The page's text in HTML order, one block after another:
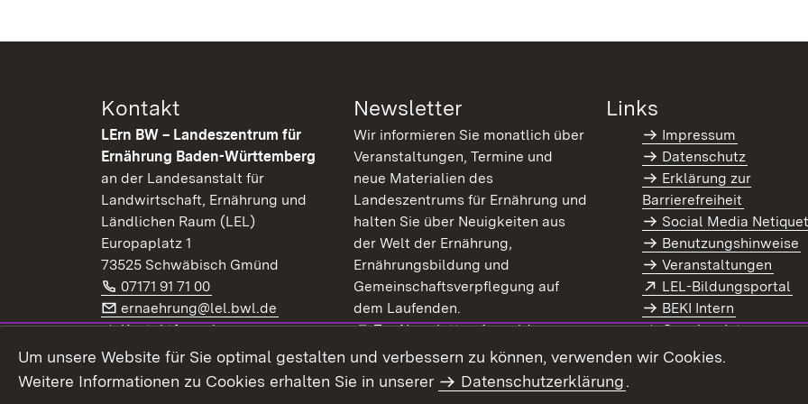
Kontakt
LErn BW – Landeszentrum für
Ernährung Baden-Württemberg
an der Landesanstalt für
Landwirtschaft, Ernährung und
Ländlichen Raum (LEL)
Europaplatz 1
73525 Schwäbisch Gmünd
Telefon:
07171 91 71 00 (Öffnet in neuem Fenster)
E-Mail:
ernaehrung@lel.bwl.de (Öffnet in neuem Fenster)
Kontaktformular
Extern:
LinkedIn (Öffnet in neuem Fenster)
Newsletter
Wir informieren Sie monatlich über
Veranstaltungen, Termine und
neue Materialien des
Landeszentrums für Ernährung und
halten Sie über Neuigkeiten aus
der Welt der Ernährung,
Ernährungsbildung und
Gemeinschaftsverpflegung auf
dem Laufenden.
Extern:
Zur Newsletter-Anmeldung(Öffnet in neuem Fenster)
Newsletter-Archiv
Links
Impressum
Datenschutz
Erklärung zur
Barrierefreiheit
Social Media
Benutzungshinweise
Veranstaltungen
Extern:
LEL-Bildungsportal
BEKI Intern
Coaches Intern
Intranet
Um unsere Website für Sie optimal gestalten und verbessern zu können, verwenden wir Cookies.
Weitere Informationen zu Cookies erhalten Sie in unserer
Datenschutzerklärung.